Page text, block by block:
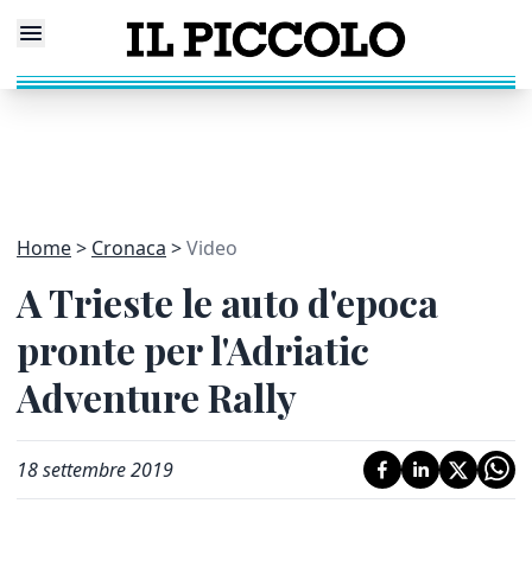
Home Cronaca Video
A Trieste le auto d'epoca
pronte per l'Adriatic
Adventure Rally
18 settembre 2019